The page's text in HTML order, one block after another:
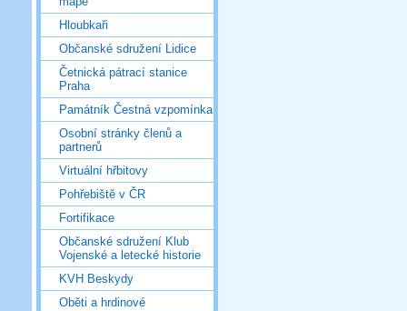
Hloubkaři
Občanské sdružení Lidice
Četnická pátrací stanice
Praha
Památník Čestná vzpomínka
Osobní stránky členů a
partnerů
Virtuální hřbitovy
Pohřebiště v ČR
Fortifikace
Občanské sdružení Klub
Vojenské a letecké historie
KVH Beskydy
Oběti a hrdinové